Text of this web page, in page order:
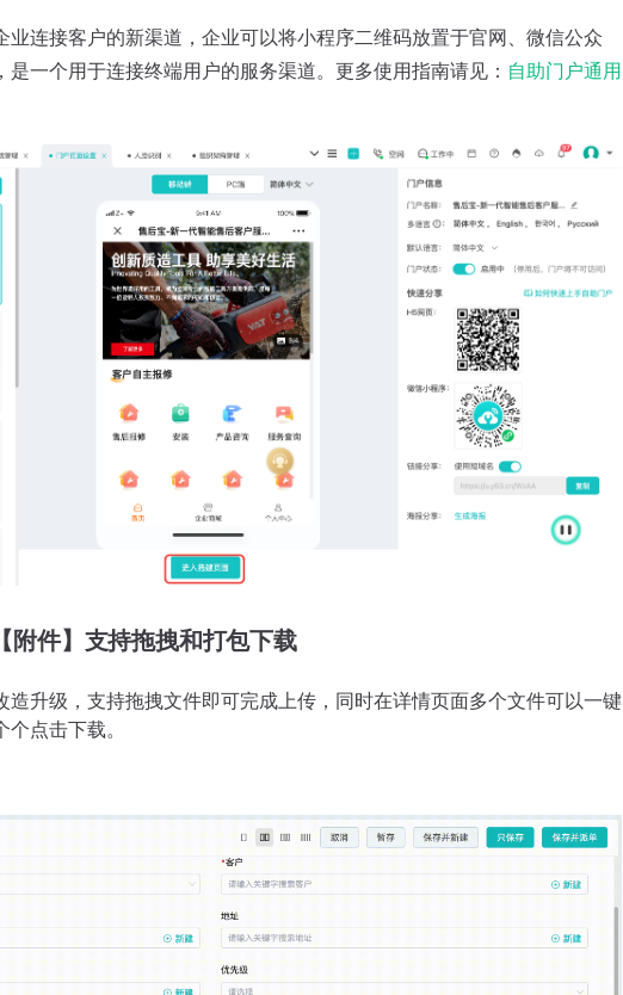
业连接客户的新渠道，企业可以将小程序二维码放置于官网、微信公众
一个用于连接终端用户的服务渠道。更多使用指南请见： 自助门户通用
附件】支持拖拽和打包下载
造升级，支持拖拽文件即可完成上传，同时在详情页面多个文件可以一键
点击下载。